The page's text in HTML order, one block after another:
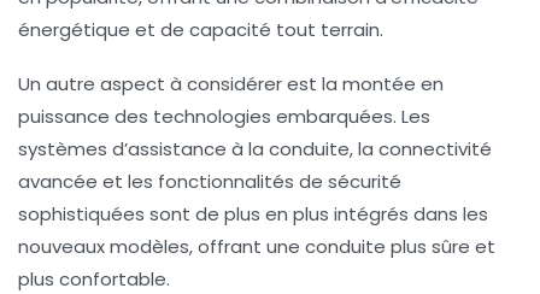
énergétique et de capacité tout terrain.
Un autre aspect à considérer est la montée en
puissance des technologies embarquées. Les
systèmes d’assistance à la conduite, la connectivité
avancée et les fonctionnalités de sécurité
sophistiquées sont de plus en plus intégrés dans les
nouveaux modèles, offrant une conduite plus sûre et
plus confortable.